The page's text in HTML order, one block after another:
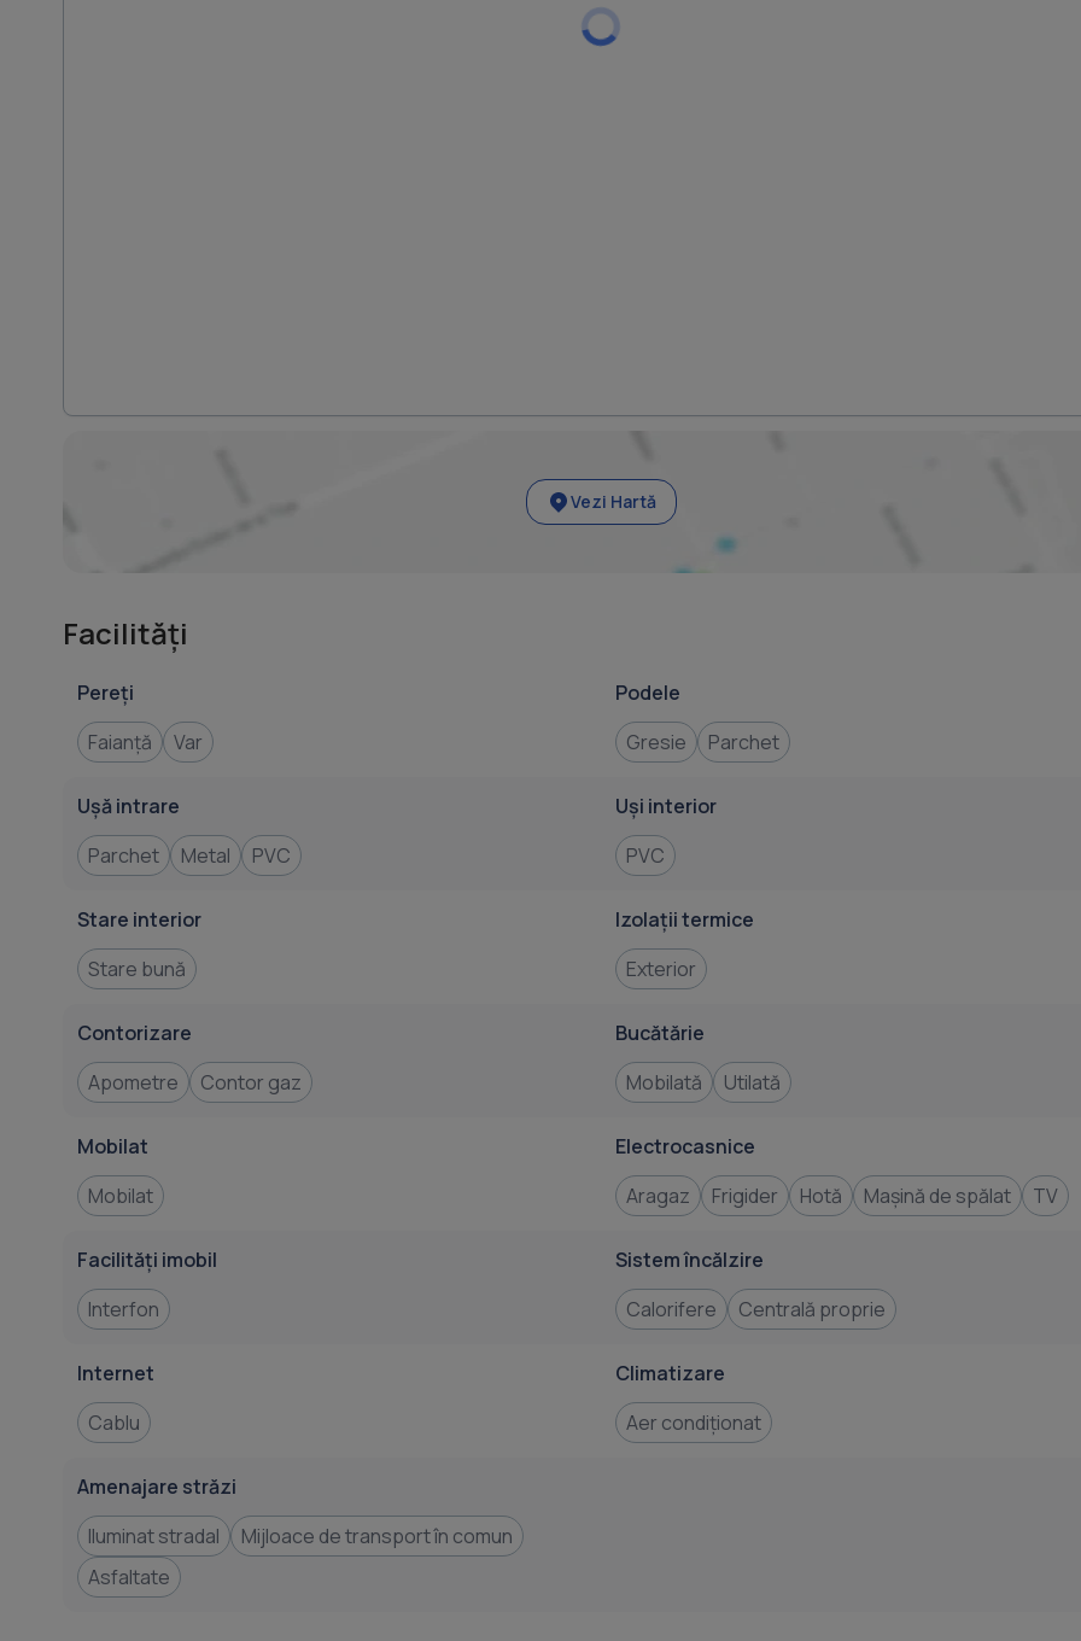
Vezi Hartă
Facilități
Pereți
Faianță
Var
Podele
Gresie
Parchet
Ușă intrare
Parchet
Metal PVC
Uși interior
PVC
Stare interior
Stare bună
Izolații termice
Exterior
Contorizare
Apometre
Contor gaz
Bucătărie
Mobilată
Utilată
Mobilat
Mobilat
Electrocasnice
Aragaz
Frigider Hotă Mașină de spălat TV
Facilități imobil
Interfon
Sistem încălzire
Calorifere
Centrală proprie
Internet
Cablu
Climatizare
Aer condiționat
Amenajare străzi
Iluminat stradal
Mijloace de transport în comun
Asfaltate